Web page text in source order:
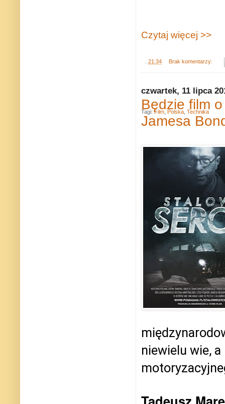
Czytaj więcej >>
21:34 Brak komentarzy:
czwartek, 11 lipca
Będzie film
Jamesa
niewielu wie,
Tagi:Film Polska Technika